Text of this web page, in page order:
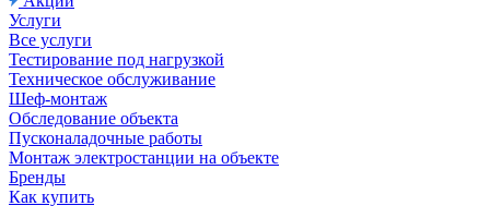
Услуги
Все услуги
Тестирование под нагрузкой
Техническое обслуживание
Шеф-монтаж
Обследование объекта
Пусконаладочные работы
Монтаж электростанции на объекте
Бренды
Как купить